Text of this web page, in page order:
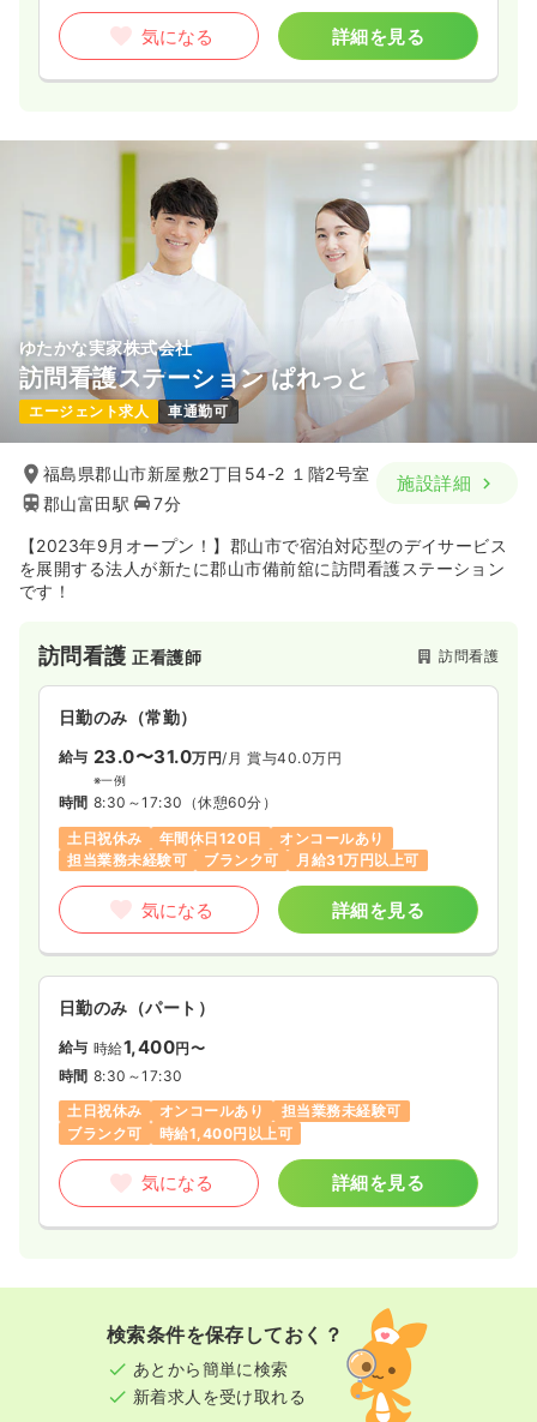
気になる 詳細を見る
ゆたかな実家株式会社
訪問看護ステーション ぱれっと
エージェント求人 車通勤可
福島県郡山市新屋敷2丁目54-2 １階2号室
郡山富田駅
7分
施設詳細
【2023年9月オープン！】郡山市で宿泊対応型のデイサービス
を展開する法人が新たに郡山市備前舘に訪問看護ステーション
です！
訪問看護正看護師 訪問看護
日勤のみ（常勤）
給与 23.0〜31.0万円/月 賞与40.0万円
※一例
時間 8:30～17:30 （休憩60分）
土日祝休み
年間休日120日
オンコールあり
担当業務未経験可
ブランク可 月給31万円以上可
気になる 詳細を見る
日勤のみ（パート）
給与 時給1,400円〜
時間 8:30～17:30
土日祝休み
オンコールあり
担当業務未経験可
ブランク可
時給1,400円以上可
気になる 詳細を見る
検索条件を保存しておく？
あとから簡単に検索
新着求人を受け取れる